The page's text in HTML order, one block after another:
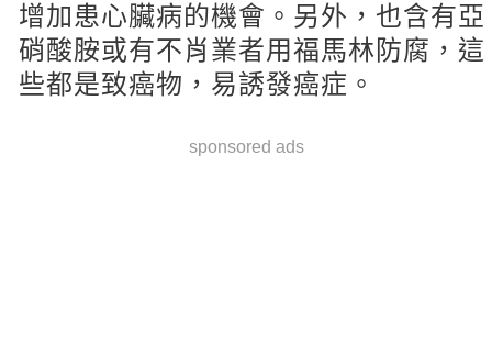
增加患心臟病的機會。另外，也含有亞
硝酸胺或有不肖業者用福馬林防腐，這
些都是致癌物，易誘發癌症。
sponsored ads